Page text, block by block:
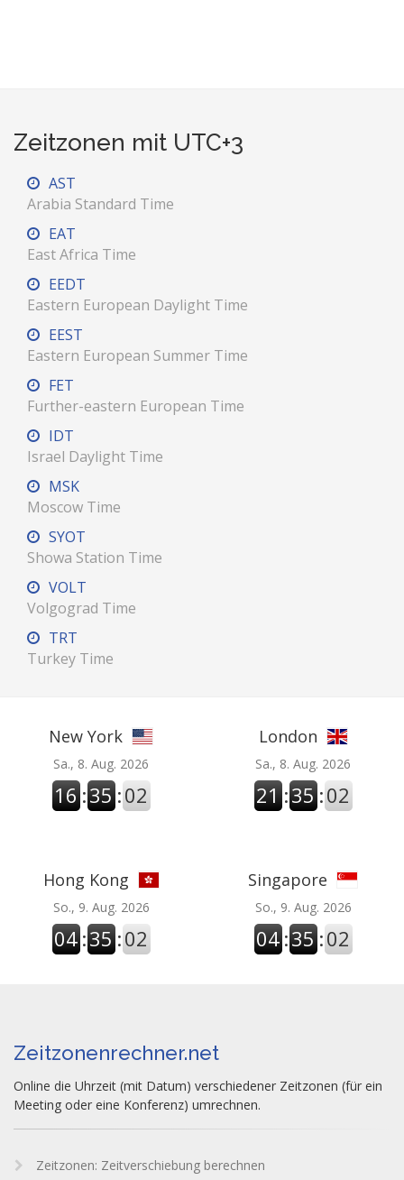
Zeitzonen mit UTC+3
AST
Arabia Standard Time
EAT
East Africa Time
EEDT
Eastern European Daylight Time
EEST
Eastern European Summer Time
FET
Further-eastern European Time
IDT
Israel Daylight Time
MSK
Moscow Time
SYOT
Showa Station Time
VOLT
Volgograd Time
TRT
Turkey Time
New York
Sa., 8. Aug. 2026
16 :35 :03
London
Sa., 8. Aug. 2026
21 :35 :03
Hong Kong
So., 9. Aug. 2026
04 :35 :03
Singapore
So., 9. Aug. 2026
04 :35 :03
Zeitzonenrechner.net
Online die Uhrzeit (mit Datum) verschiedener Zeitzonen (für ein
Meeting oder eine Konferenz) umrechnen.
Zeitzonen: Zeitverschiebung berechnen